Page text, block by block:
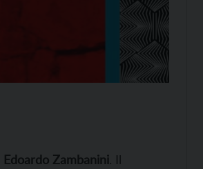
Edoardo Zambanini. Il